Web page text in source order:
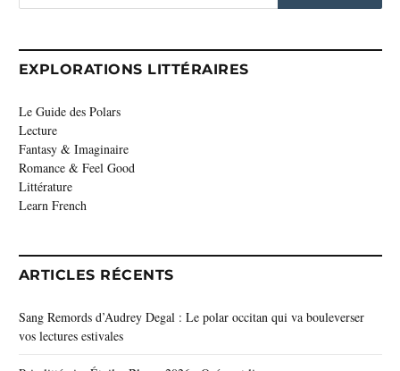
EXPLORATIONS LITTÉRAIRES
Le Guide des Polars
Lecture
Fantasy & Imaginaire
Romance & Feel Good
Littérature
Learn French
ARTICLES RÉCENTS
Sang Remords d’Audrey Degal : Le polar occitan qui va bouleverser
vos lectures estivales